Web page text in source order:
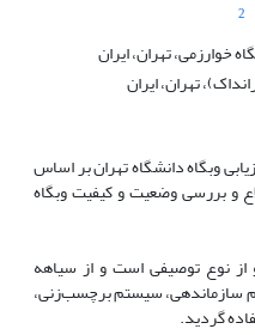
2
خوارزمی، تهران، ایران
تهران، ایران
وبگاه دانشگاه تهران بر اساس
و بررسی وضعیت و کیفیت وبگاه
ازنوع توصیفی است و از سیاهه
سازماندهی، سیستم برچسب‌زنی،
گردید.